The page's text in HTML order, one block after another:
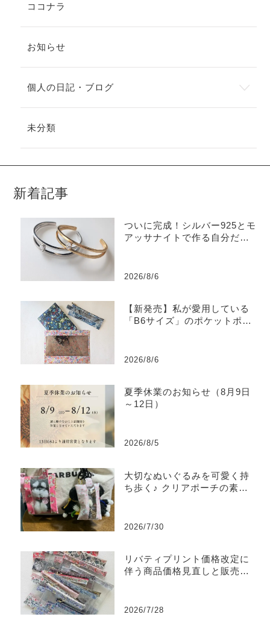
ココナラ
お知らせ
個人の日記・ブログ
未分類
新着記事
ついに完成！シルバー925とモ
アッサナイトで作る自分だけ
2026/8/6
【新発売】私が愛用している
「B6サイズ」のポケットポー
2026/8/6
夏季休業のお知らせ（8月9日
～12日）
2026/8/5
大切なぬいぐるみを可愛く持
ち歩く♪ クリアポーチの素敵
2026/7/30
リバティプリント価格改定に
伴う商品価格見直しと販売終
2026/7/28